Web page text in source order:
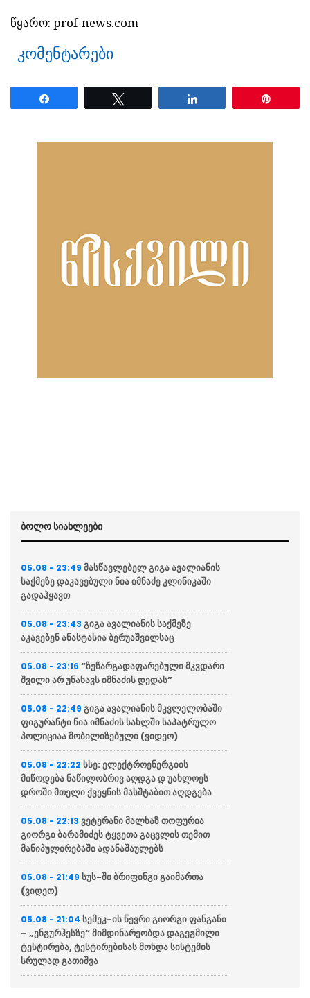
წყარო: prof-news.com
კომენტარები
ბოლო სიახლეები
05.08 - 23:49 მასწავლებელ გიგა ავალიანის
საქმეზე დაკავებული ნია იმნაძე კლინიკაში
გადაჰყავთ
05.08 - 23:43 გიგა ავალიანის საქმეზე
აკავებენ ანასტასია ბერუაშვილსაც
05.08 - 23:16 “ზეწარგადაფარებული მკვდარი
შვილი არ უნახავს იმნაძის დედას”
05.08 - 22:49 გიგა ავალიანის მკვლელობაში
ფიგურანტი ნია იმნაძის სახლში საპატრულო
პოლიციაა მობილიზებული (ვიდეო)
05.08 - 22:22 სსე: ელექტროენერგიის
მიწოდება ნაწილობრივ აღდგა დ უახლოეს
დროში მთელი ქვეყნის მასშტაბით აღდგება
05.08 - 22:13 ვეტერანი მალხაზ თოფურია
გიორგი ბარამიძეს ტყვეთა გაცვლის თემით
მანიპულირებაში ადანაშაულებს
05.08 - 21:49 სუს-ში ბრიფინგი გაიმართა
(ვიდეო)
05.08 - 21:04 სემეკ-ის წევრი გიორგი ფანგანი
– „ენგურჰესზე“ მიმდინარეობდა დაგეგმილი
ტესტირება, ტესტირებისას მოხდა სისტემის
სრულად გათიშვა